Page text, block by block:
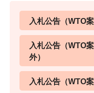
入札公告（WTO案
入札公告（WTO
外）
入札公告（WTO